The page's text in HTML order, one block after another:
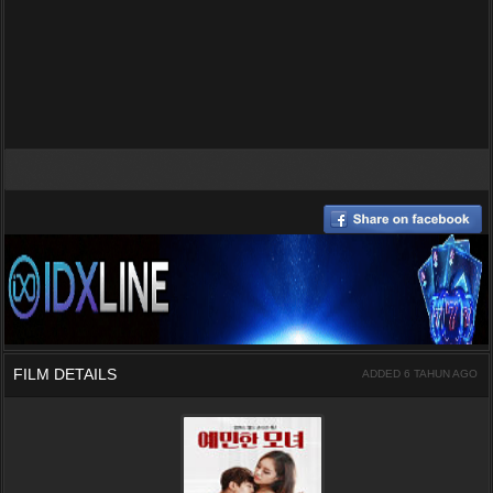
FILM DETAILS ADDED 6 TAHUN AGO